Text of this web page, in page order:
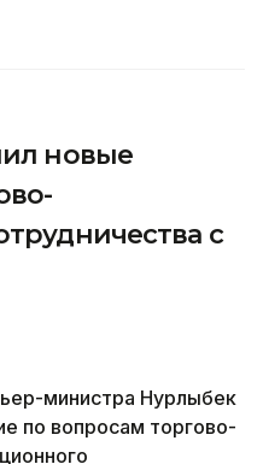
новые
с
министра Нурлыбек
по вопросам торгово-